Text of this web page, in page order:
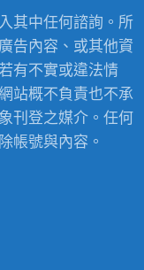
其中任何諮詢。所
告內容、或其他資
有不實或違法情
站概不負責也不承
刊登之媒介。任何
帳號與內容。